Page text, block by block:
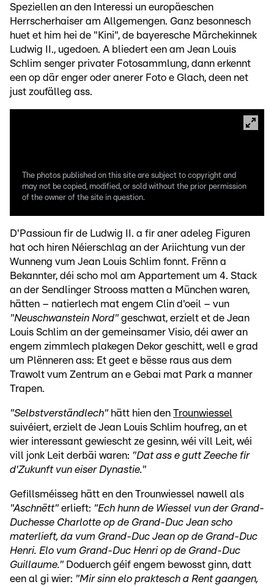
Speziellen an den Interessi un europäeschen
Herrscherhaiser am Allgemengen. Ganz besonnesch
huet et him hei de "Kini", de bayeresche Märchekinnek
Ludwig II., ugedoen. A bliedert een am Jean Louis
Schlim senger privater Fotosammlung, dann erkennt
een op där enger oder anerer Foto e Glach, deen net
just zoufälleg ass.
The photos published on this site are subject to copyright and
may not be copied, modified, or sold without the prior permission
of the owner of the site in question.
D'Passioun fir de Ludwig II. a fir aner adeleg Figuren
hat och hiren Néierschlag an der Ariichtung vun der
Wunneng vum Jean Louis Schlim fonnt. Frënn a
Bekannter, déi scho mol am Appartement um 4. Stack
an der Sendlinger Strooss matten a München waren,
hätten – natierlech mat engem Clin d'oeil – vun
"Neuschwanstein Nord" geschwat, erzielt et de Jean
Louis Schlim an der gemeinsamer Visio, déi awer an
engem zimmlech plakegen Dekor geschitt, well e grad
um Plënneren ass: Et geet e bësse raus aus dem
Trawolt vum Zentrum an e Gebai mat Park a manner
Trapen.
"Selbstverständlech" hätt hien den Trounwiessel
suivéiert, erzielt de Jean Louis Schlim houfreg, an et
wier interessant gewiescht ze gesinn, wéi vill Leit, wéi
vill jonk Leit derbäi waren: "Dat ass e gutt Zeeche fir
d'Zukunft vun eiser Dynastie."
Gefillsméisseg hätt en den Trounwiessel nawell als
"Aschnëtt" erlieft: "Ech hunn de Wiessel vun der Grand-
Duchesse Charlotte op de Grand-Duc Jean scho
materlieft, da vum Grand-Duc Jean op de Grand-Duc
Henri. Elo vum Grand-Duc Henri op de Grand-Duc
Guillaume." Doduerch géif engem bewosst ginn, datt
een al gi wier: "Mir sinn elo praktesch a Rent gaangen,